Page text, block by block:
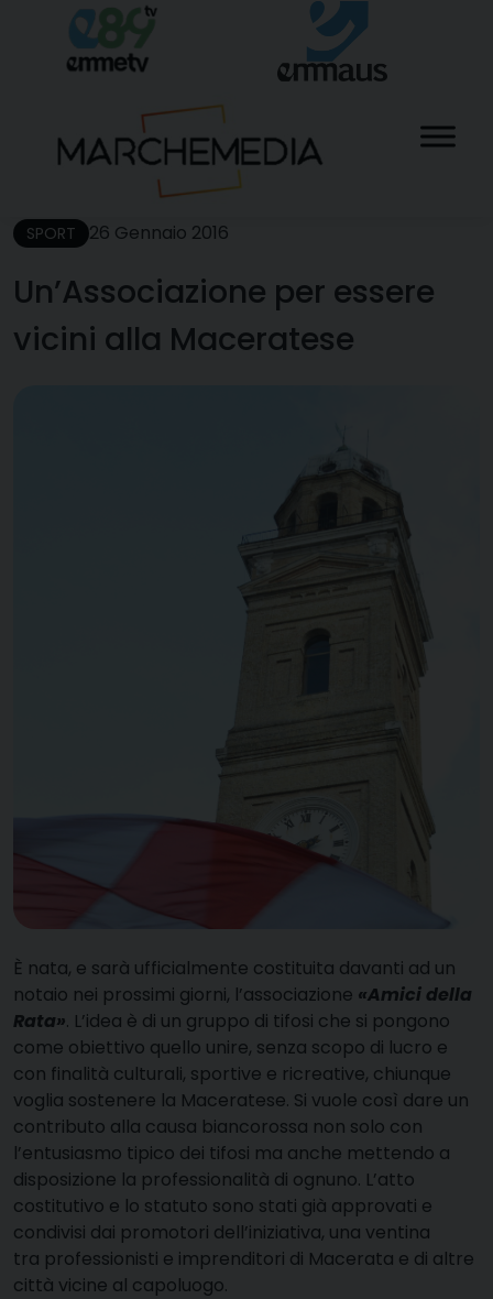
content
SPORT 26 Gennaio 2016
Un’Associazione per essere
vicini alla Maceratese
È nata, e sarà ufficialmente costituita davanti ad un
notaio nei prossimi giorni, l’associazione «Amici della
Rata». L’idea è di un gruppo di tifosi che si pongono
come obiettivo quello unire, senza scopo di lucro e
con finalità culturali, sportive e ricreative, chiunque
voglia sostenere la Maceratese. Si vuole così dare un
contributo alla causa biancorossa non solo con
l’entusiasmo tipico dei tifosi ma anche mettendo a
disposizione la professionalità di ognuno. L’atto
costitutivo e lo statuto sono stati già approvati e
condivisi dai promotori dell’iniziativa, una ventina
tra professionisti e imprenditori di Macerata e di altre
città vicine al capoluogo.